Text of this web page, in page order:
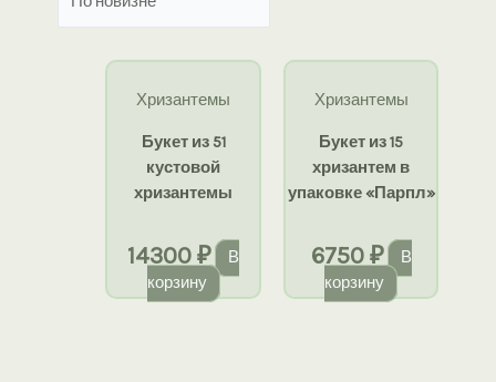
Хризантемы
Букет из 51
кустовой
хризантемы
14300₽
В
корзину
Хризантемы
Букет из 15
хризантем в
упаковке «Парпл»
6750₽
В
корзину